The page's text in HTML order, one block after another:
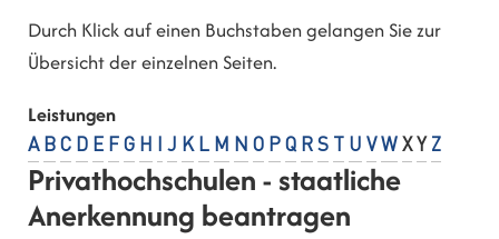
Durch Klick auf einen Buchstaben gelangen Sie zur
Übersicht der einzelnen Seiten.
Leistungen
A B C D E F G H J K L M N O P Q R S U V W X Y Z
Privathochschulen - staatliche
Anerkennung beantragen